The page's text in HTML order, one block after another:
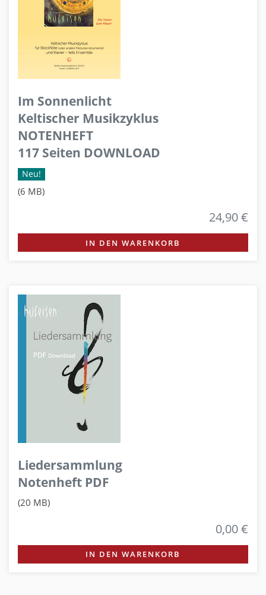
Im Sonnenlicht
Keltischer Musikzyklus
NOTENHEFT
117 Seiten DOWNLOAD
Neu!
(6 MB)
24,90 €
IN DEN WARENKORB
Liedersammlung
Notenheft PDF
(20 MB)
0,00 €
IN DEN WARENKORB